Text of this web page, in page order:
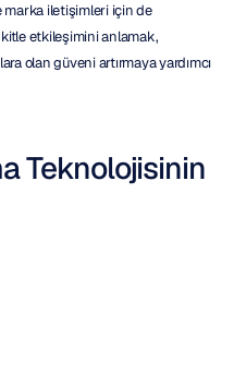
marka iletişimleri için de
etkileşimini anlamak,
olan güveni artırmaya yardımcı
Teknolojisinin